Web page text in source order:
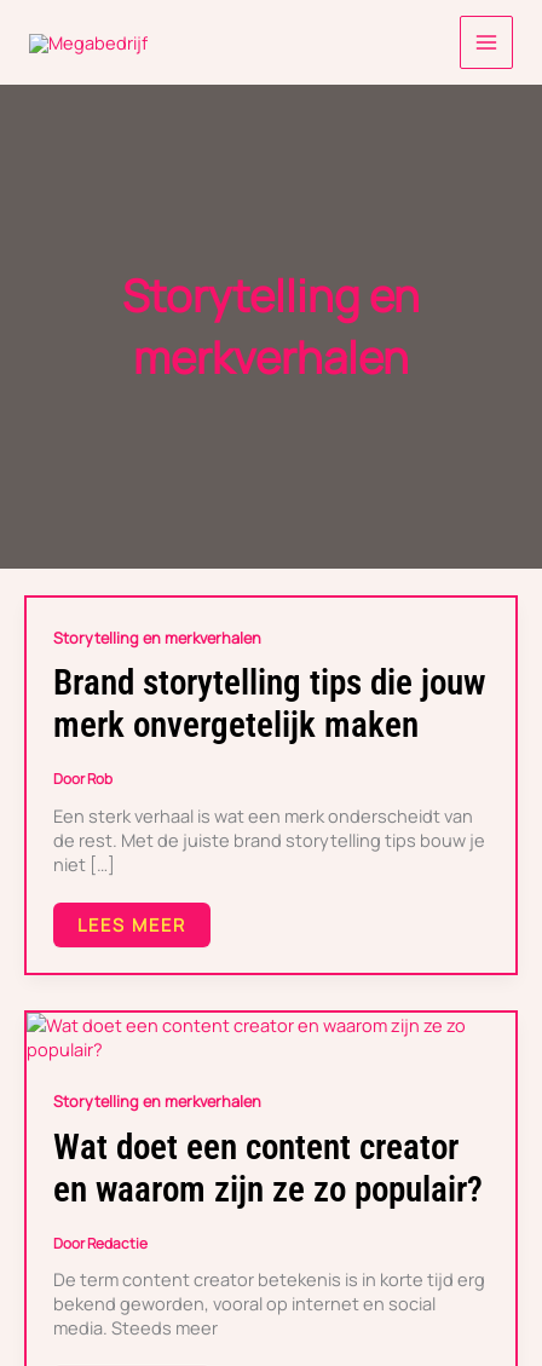
naar
inhoud
Storytelling en
merkverhalen
Storytelling en merkverhalen
Brand storytelling tips die jouw
merk onvergetelijk maken
DoorRob
Een sterk verhaal is wat een merk onderscheidt van
de rest. Met de juiste brand storytelling tips bouw je
niet […]
BRAND
STORYTELLING
TIPS
DIE
JOUW
MERK
MAKEN
LEES MEER
Storytelling en merkverhalen
Wat doet een content creator
en waarom zijn ze zo populair?
DoorRedactie
De term content creator betekenis is in korte tijd erg
bekend geworden, vooral op internet en social
media. Steeds meer
WAT
EEN
CONTENT
CREATOR
EN
ZIJN
ZO
POPULAIR?